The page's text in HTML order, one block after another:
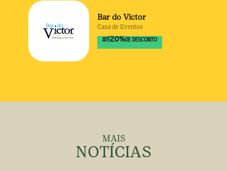
Bar do Victor
Casa de Eventos
ATÉ20% DE DESCONTO
MAIS
NOTÍCIAS